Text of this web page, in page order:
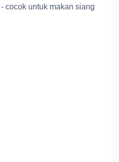
cocok untuk makan siang